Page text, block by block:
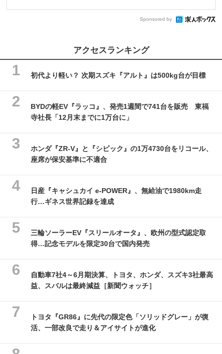
Sponsored by
アクセスランキング
初代より軽い？ 次期スズキ『アルト』は500kg台が目標
BYDの軽EV『ラッコ』、発売1週間で741台を販売 東福
寺社長「12月末までに1万台に」
ホンダ『ZR-V』と『シビック』の1万4730台をリコール、
座席が保安基準に不適合
日産『キャシュカイ e-POWER』、無給油で1980km走
行…ギネス世界記録を達成
三輪ソーラーEV『スリールオータ』、欧州の型式認定取
得…記念モデルを限定30台で国内発売
自動車7社4～6月期決算、トヨタ、ホンダ、スズキ3社最高
益、スバルは最終減益［新聞ウォッチ］
トヨタ『GR86』に先代の限定色「ソリッドグレー」が復
活、一部改良で走り＆アイサイトが進化